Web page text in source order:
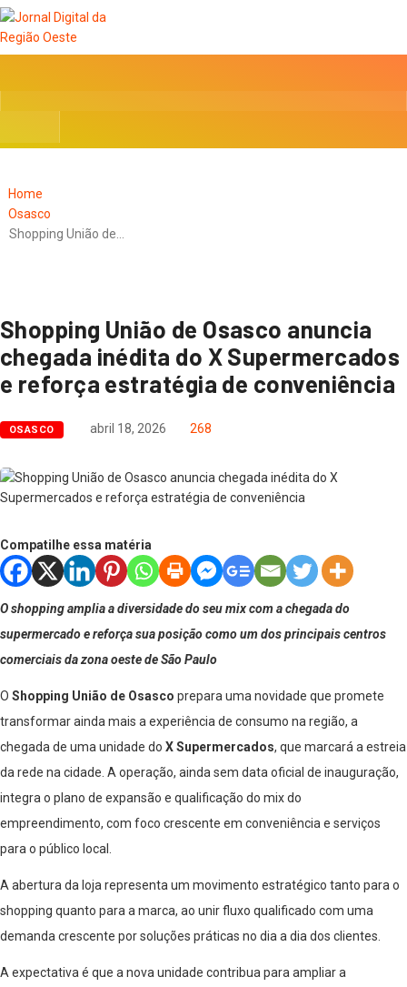
Home
Osasco
Shopping União de…
Shopping União de Osasco anuncia
chegada inédita do X Supermercados
e reforça estratégia de conveniência
OSASCO abril 18, 2026 268
Compatilhe essa matéria
O shopping amplia a diversidade do seu mix com a chegada do
supermercado e reforça sua posição como um dos principais centros
comerciais da zona oeste de São Paulo
O Shopping União de Osasco prepara uma novidade que promete
transformar ainda mais a experiência de consumo na região, a
chegada de uma unidade do XSupermercados, que marcará a estreia
da rede na cidade. A operação, ainda sem data oficial de inauguração,
integra o plano de expansão e qualificação do mix do
empreendimento, com foco crescente em conveniência e serviços
para o público local.
A abertura da loja representa um movimento estratégico tanto para o
shopping quanto para a marca, ao unir fluxo qualificado com uma
demanda crescente por soluções práticas no dia a dia dos clientes.
A expectativa é que a nova unidade contribua para ampliar a